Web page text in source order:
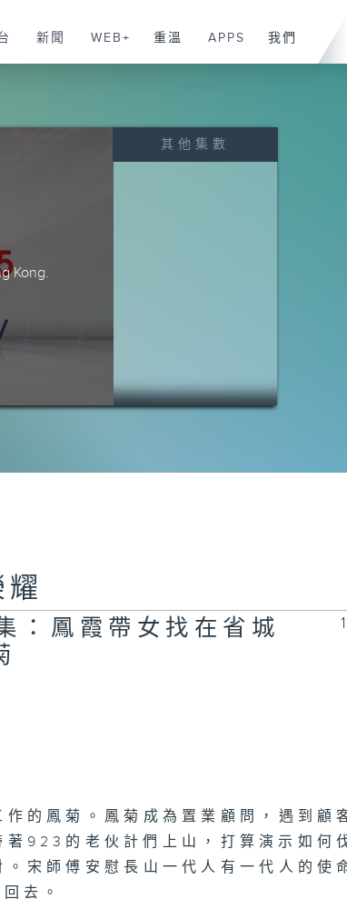
新聞 WEB+ 重溫 APPS 我們
Kong.
其他集數
：鳳霞帶女找在省城
的鳳菊。鳳菊成為置業顧問，遇到顧
923的老伙計們上山，打算演示如何
宋師傅安慰長山一代人有一代人的使
去。